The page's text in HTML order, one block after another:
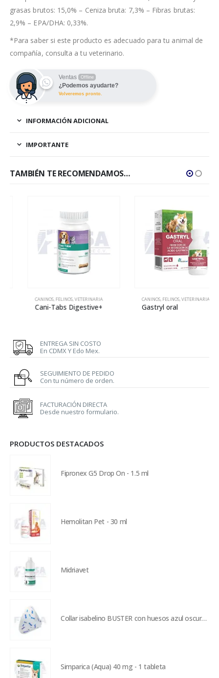
grasas brutos: 15,0% – Ceniza bruta: 7,3% – Fibras brutas:
2,9% – EPA/DHA: 0,33%.
*Para saber si este producto es adecuado para tu animal de
compañía, consulta a tu veterinario.
Ventas Offline
¿Podemos ayudarte?
Volveremos pronto.
INFORMACIÓN ADICIONAL
IMPORTANTE
TAMBIÉN TE RECOMENDAMOS…
CANINOS,FELINOS,VETERINARIA
Cani-Tabs Digestive+
CANINOS,FELINOS ,VETERINARIA
Gastryl oral
ENTREGA SIN COSTO
En CDMX Y Edo Mex.
SEGUIMIENTO DE PEDIDO
Con tu número de orden.
FACTURACIÓN DIRECTA
Desde nuestro formulario.
PRODUCTOS DESTACADOS
Fipronex G5 Drop On - 1.5 ml
Hemolitan Pet - 30 ml
Midriavet
Collar isabelino BUSTER con huesos azul oscuro - 30 cm
Simparica (Aqua) 40 mg - 1 tableta